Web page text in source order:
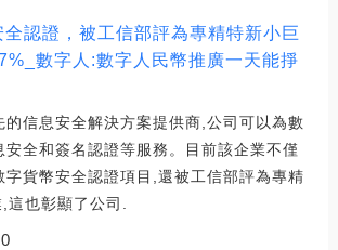
認證，被工信部評為專精特新小巨
數字人:數字人民幣推廣一天能掙
的信息安全解決方案提供商,公司可以為數
安全和簽名認證等服務。目前該企業不僅
字貨幣安全認證項目,還被工信部評為專精
這也彰顯了公司.